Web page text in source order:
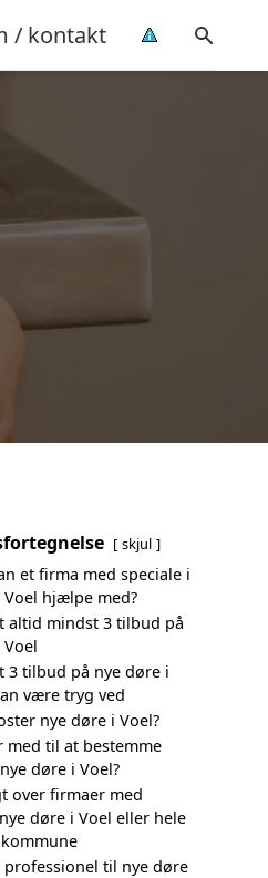
/ kontakt
skjul
et firma med speciale i
Voel hjælpe med?
altid mindst 3 tilbud på
3 tilbud på nye døre i
være tryg ved
nye døre i Voel?
med til at bestemme
døre i Voel?
over firmaer med
døre i Voel eller hele
professionel til nye døre